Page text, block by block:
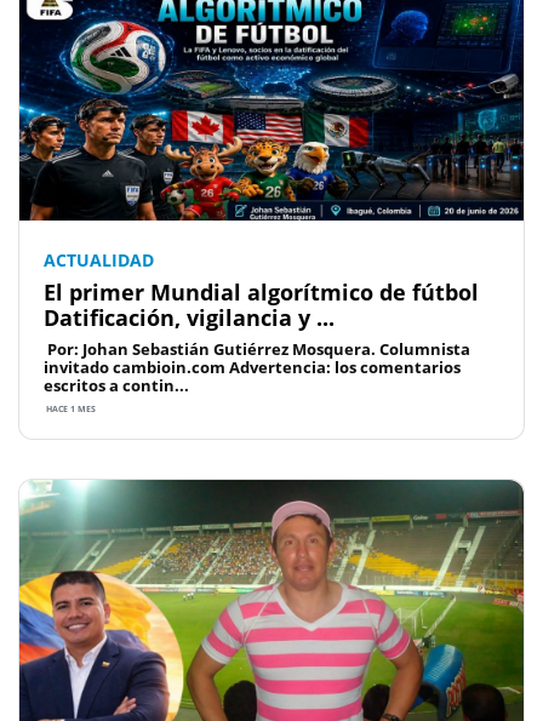
ACTUALIDAD
El primer Mundial algorítmico de fútbol
Datificación, vigilancia y ...
Por: Johan Sebastián Gutiérrez Mosquera. Columnista
invitado cambioin.com Advertencia: los comentarios
escritos a contin...
HACE 1 MES